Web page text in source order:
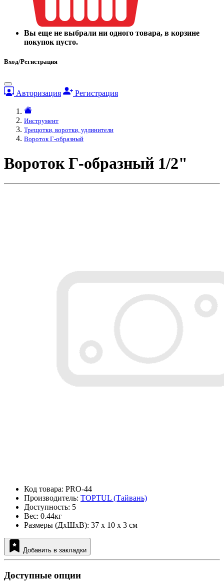
Вы еще не выбрали ни одного товара, в корзине
покупок пусто.
Вход/Регистрация
Авторизация Регистрация
Инструмент
Трещотки, воротки, удлинители
Вороток Г-образный
Вороток Г-образный 1/2"
Код товара: PRO-44
Производитель: TOPTUL (Тайвань)
Доступность: 5
Вес: 0.44кг
Размеры (ДxШxВ): 37 x 10 x 3 см
Добавить в закладки
Доступные опции